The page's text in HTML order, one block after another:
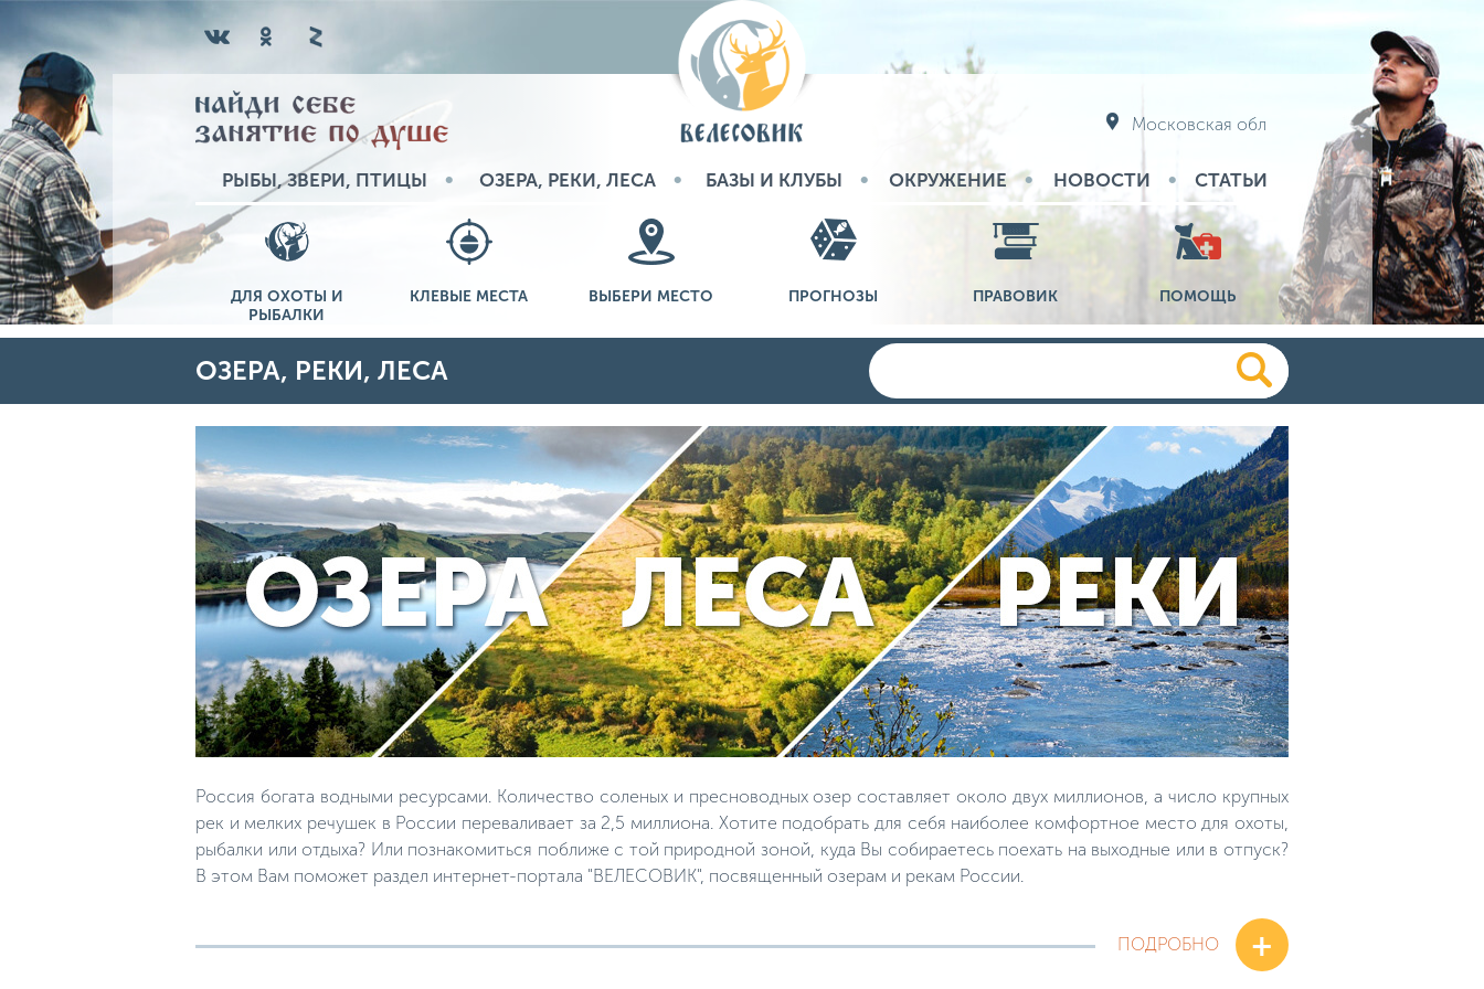
Московская обл
РЫБЫ, ЗВЕРИ, ПТИЦЫ ОЗЕРА, РЕКИ, ЛЕСА БАЗЫ И КЛУБЫ ОКРУЖЕНИЕ НОВОСТИ СТАТЬИ
ДЛЯ ОХОТЫ И
РЫБАЛКИ
КЛЕВЫЕ МЕСТА ВЫБЕРИ МЕСТО ПРОГНОЗЫ ПРАВОВИК ПОМОЩЬ
ОЗЕРА, РЕКИ, ЛЕСА
Россия богата водными ресурсами. Количество соленых и пресноводных озер составляет около двух миллионов, а число крупных
рек и мелких речушек в России переваливает за 2,5 миллиона. Хотите подобрать для себя наиболее комфортное место для охоты,
рыбалки или отдыха? Или познакомиться поближе с той природной зоной, куда Вы собираетесь поехать на выходные или в отпуск?
В этом Вам поможет раздел интернет-портала "ВЕЛЕСОВИК", посвященный озерам и рекам России.
ПОДРОБНО +